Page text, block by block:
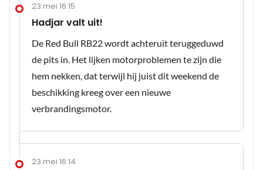
23 mei 16:15
Hadjar valt uit!
De Red Bull RB22 wordt achteruit teruggeduwd
de pits in. Het lijken motorproblemen te zijn die
hem nekken, dat terwijl hij juist dit weekend de
beschikking kreeg over een nieuwe
verbrandingsmotor.
23 mei 16:14